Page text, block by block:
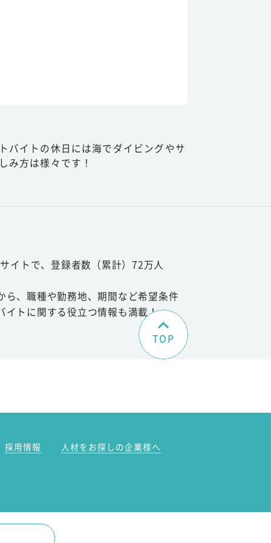
バイトの休日には海でダイビングやサ
み方は様々です！
イトで、登録者数（累計）72万人
、職種や勤務地、期間など希望条件
イトに関する役立つ情報も満載！
TOP
採用情報 人材をお探しの企業様へ